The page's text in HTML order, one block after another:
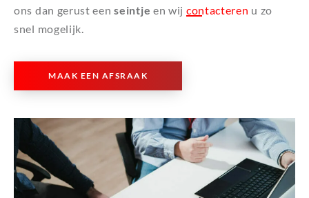
ons dan gerust eenseintje en wij contacteren u zo
snel mogelijk.
MAAK EEN AFSRAAK